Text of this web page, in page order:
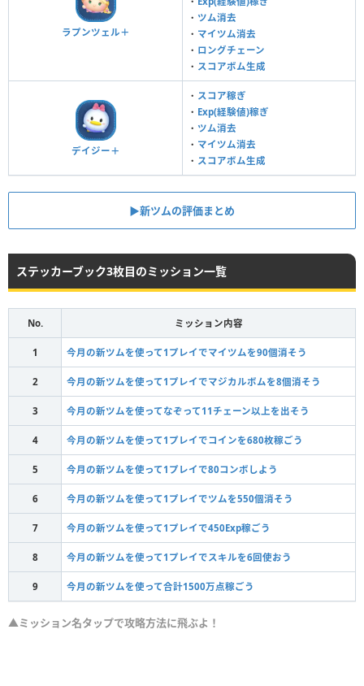
ラプンツェル＋
・ ツム消去
・ マイツム消去
・ ロングチェーン
・ スコアボム生成
デイジー＋
・ スコア稼ぎ
・ Exp(経験値)稼ぎ
・ ツム消去
・ マイツム消去
・ スコアボム生成
▶新ツムの評価まとめ
ステッカーブック3枚目のミッション一覧
No. ミッション内容
1 今月の新ツムを使って1プレイでマイツムを90個消そう
2 今月の新ツムを使って1プレイでマジカルボムを8個消そう
3 今月の新ツムを使ってなぞって11チェーン以上を出そう
4 今月の新ツムを使って1プレイでコインを680枚稼ごう
5 今月の新ツムを使って1プレイで80コンボしよう
6 今月の新ツムを使って1プレイでツムを550個消そう
7 今月の新ツムを使って1プレイで450Exp稼ごう
8 今月の新ツムを使って1プレイでスキルを6回使おう
9 今月の新ツムを使って合計1500万点稼ごう
▲ミッション名タップで攻略方法に飛ぶよ！